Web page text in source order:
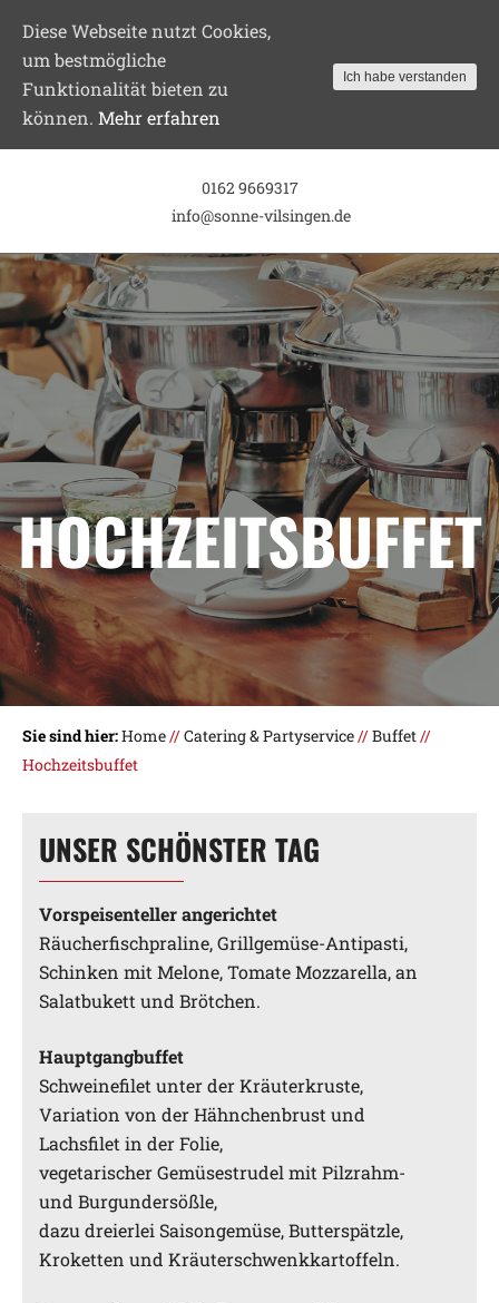
0162 9669317
info@sonne-vilsingen.de
HOCHZEITSBUFFET
Sie sind hier:Home//Catering & Partyservice//Buffet//
Hochzeitsbuffet
UNSER SCHÖNSTER TAG
Vorspeisenteller angerichtet
Räucherfischpraline, Grillgemüse-Antipasti,
Schinken mit Melone, Tomate Mozzarella, an
Salatbukett und Brötchen.
Hauptgangbuffet
Schweinefilet unter der Kräuterkruste,
Variation von der Hähnchenbrust und
Lachsfilet in der Folie,
vegetarischer Gemüsestrudel mit Pilzrahm-
und Burgundersößle,
dazu dreierlei Saisongemüse, Butterspätzle,
Kroketten und Kräuterschwenkkartoffeln.
Diese Webseite nutzt Cookies,
um bestmögliche
Funktionalität bieten zu
können. Mehr erfahren
Ich habe verstanden